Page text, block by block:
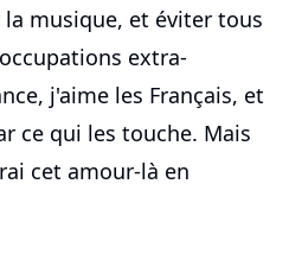
musique, et éviter tous
extra-
j'aime les Français, et
ce qui les touche. Mais
cet amour-là en